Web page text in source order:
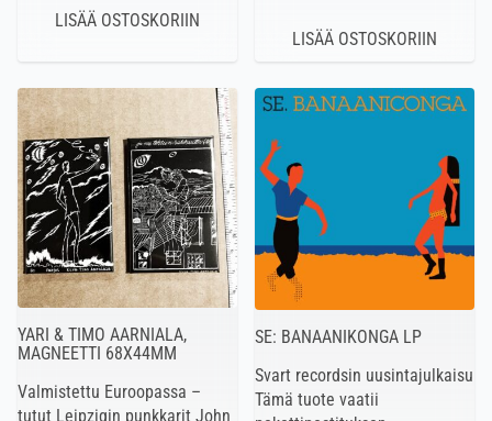
YARI & TIMO AARNIALA,
MAGNEETTI 68X44MM
Valmistettu Euroopassa –
tutut Leipzigin punkkarit John
SE: BANAANIKONGA LP
Svart recordsin uusintajulkaisu
Tämä tuote vaatii